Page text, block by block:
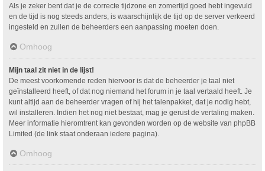
Als je zeker bent dat je de correcte tijdzone en zomertijd goed hebt ingevuld
en de tijd is nog steeds anders, is waarschijnlijk de tijd op de server verkeerd
ingesteld en zullen de beheerders een aanpassing moeten doen.
Omhoog
Mijn taal zit niet in de lijst!
De meest voorkomende reden hiervoor is dat de beheerder je taal niet
geïnstalleerd heeft, of dat nog niemand het forum in je taal vertaald heeft. Je
kunt altijd aan de beheerder vragen of hij het talenpakket, dat je nodig hebt,
wil installeren. Indien het nog niet bestaat, mag je gerust de vertaling maken.
Meer informatie hieromtrent kan gevonden worden op de website van phpBB
Limited (de link staat onderaan iedere pagina).
Omhoog